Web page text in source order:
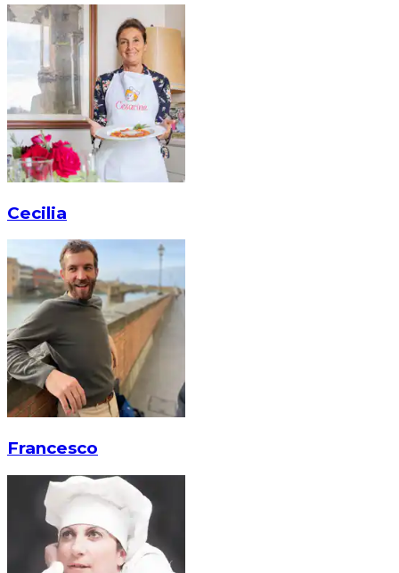
Cecilia
Francesco